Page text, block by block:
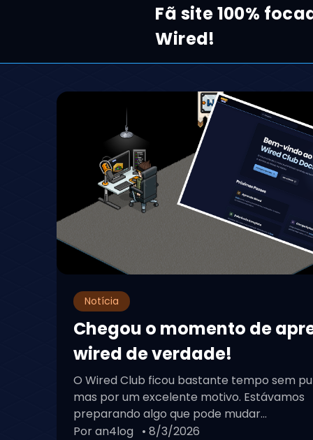
Fã site 100%
Wired!
Notícia
Chegou o momento de
wired de verdade!
O Wired Club ficou bastante tempo sem
mas por um excelente motivo. Estávamos
preparando algo que pode mudar...
Por an4log • 8/3/2026